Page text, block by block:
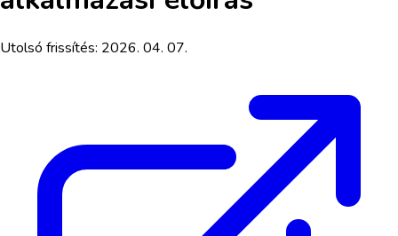
Utolsó frissítés: 2026. 04. 07.